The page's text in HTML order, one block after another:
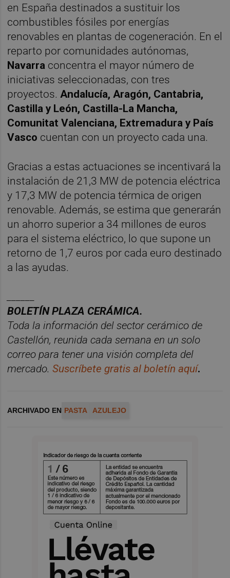
en España destinados a sustituir los
combustibles fósiles por energías
renovables en plantas de cogeneración. En el
reparto por comunidades autónomas,
Navarra concentra el mayor número de
iniciativas seleccionadas, con tres
proyectos. Andalucía, Aragón, Cantabria,
Castilla y León, Castilla-La Mancha,
Comunitat Valenciana, Extremadura y País
Vasco cuentan con un proyecto cada una.
Gracias a estas actuaciones se incentivará la
instalación de 21,3 MW de potencia eléctrica
y 17,3 MW de potencia térmica de origen
renovable. Además, se estima que generarán
un ahorro superior a 34 millones de euros
para el sistema eléctrico, lo que supone un
retorno de 1,7 euros por cada euro destinado
a las ayudas.
BOLETÍN PLAZA CERÁMICA.
Toda la información del sector cerámico de
Castellón, reunida cada semana en un solo
correo para tener una visión completa del
mercado. Suscríbete gratis al boletín aquí.
ARCHIVADO EN PASTA AZULEJO